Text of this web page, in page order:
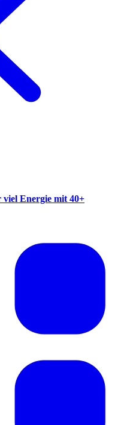
viel Energie mit 40+